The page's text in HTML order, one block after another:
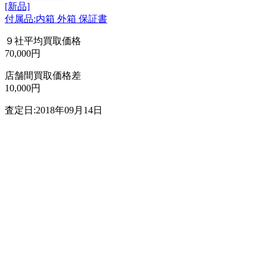
[新品]
付属品:内箱 外箱 保証書
９社平均買取価格
70,000円
店舗間買取価格差
10,000円
査定日:2018年09月14日